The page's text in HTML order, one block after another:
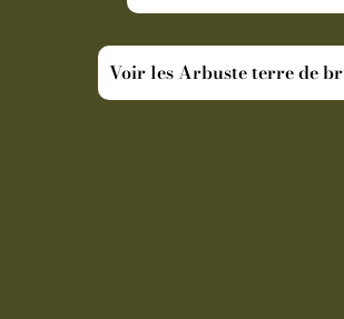
Voir les Arbuste terre de